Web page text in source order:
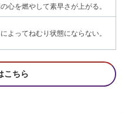
心を燃やして素早さが上がる。
よってねむり状態にならない。
こちら